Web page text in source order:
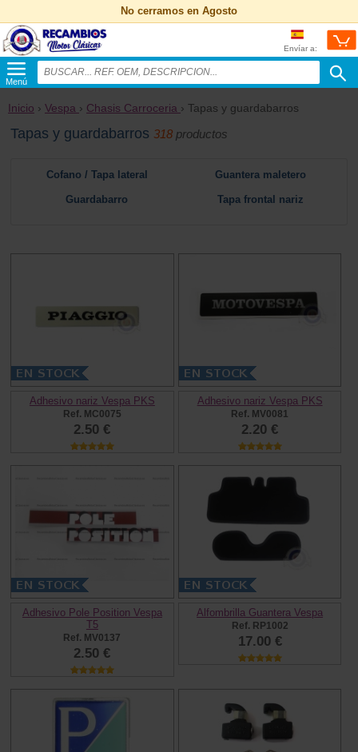
No cerramos en Agosto
Envíar a:
Menú
Inicio › Vespa › Chasis Carroceria › Tapas y guardabarros
Tapas y guardabarros 318 productos
Cofano / Tapa lateral Guantera maletero
Guardabarro Tapa frontal nariz
Adhesivo nariz Vespa PKS
Ref. MC0075
2.50 €
Adhesivo nariz Vespa PKS
Ref. MV0081
2.20 €
Adhesivo Pole Position Vespa
T5
Ref. MV0137
2.50 €
Alfombrilla Guantera Vespa
Ref. RP1002
17.00 €